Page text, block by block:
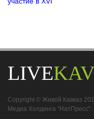
LIVE
Copyright © Живой Кавказ
Медиа Холдинга "НатПресс".